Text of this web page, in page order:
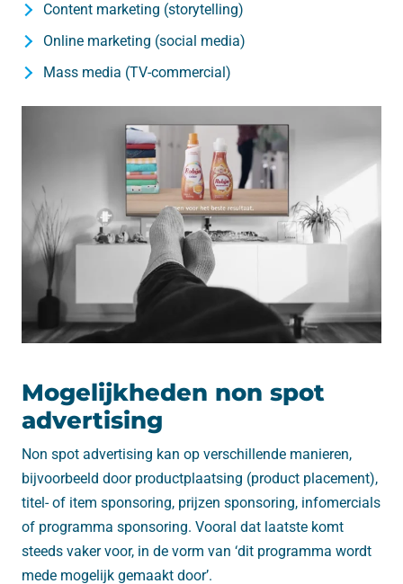
Content marketing (storytelling)
Online marketing (social media)
Mass media (TV-commercial)
Mogelijkheden non spot
advertising
Non spot advertising kan op verschillende manieren,
bijvoorbeeld door productplaatsing (product placement),
titel- of item sponsoring, prijzen sponsoring, infomercials
of programma sponsoring. Vooral dat laatste komt
steeds vaker voor, in de vorm van ‘dit programma wordt
mede mogelijk gemaakt door’.